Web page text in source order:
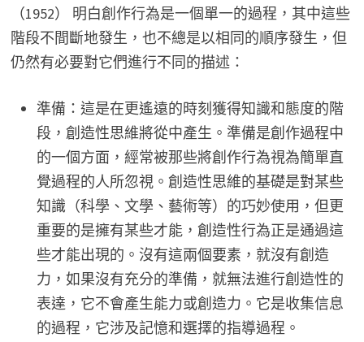
（1952） 明白創作行為是一個單一的過程，其中這些
階段不間斷地發生，也不總是以相同的順序發生，但
仍然有必要對它們進行不同的描述：
準備：這是在更遙遠的時刻獲得知識和態度的階
段，創造性思維將從中產生。準備是創作過程中
的一個方面，經常被那些將創作行為視為簡單直
覺過程的人所忽視。創造性思維的基礎是對某些
知識（科學、文學、藝術等）的巧妙使用，但更
重要的是擁有某些才能，創造性行為正是通過這
些才能出現的。沒有這兩個要素，就沒有創造
力，如果沒有充分的準備，就無法進行創造性的
表達，它不會產生能力或創造力。它是收集信息
的過程，它涉及記憶和選擇的指導過程。